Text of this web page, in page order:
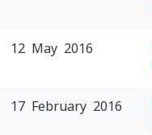
12 May 2016
17 February 2016